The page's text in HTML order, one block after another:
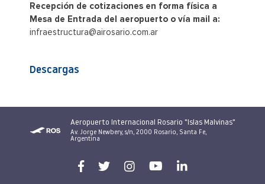
Recepción de cotizaciones en forma física a
Mesa de Entrada del aeropuerto o vía mail a:
infraestructura@airosario.com.ar
Descargas
Aeropuerto Internacional Rosario "Islas Malvinas"
Av. Jorge Newbery, s/n, 2000 Rosario, Santa Fe,
Argentina